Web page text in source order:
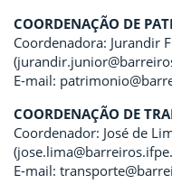
COORDENAÇÃO DE
Coordenadora: Jurandir
E-mail:
COORDENAÇÃO DE
Coordenador: José de
E-mail: